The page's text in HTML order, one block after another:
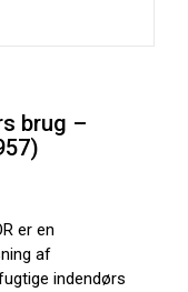
brug –
er en
af
indendørs